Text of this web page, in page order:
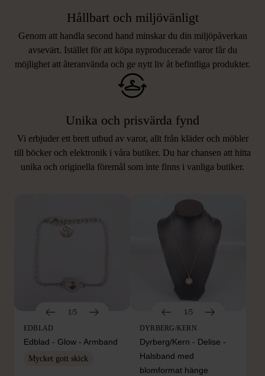
Hållbart och miljövänligt
Genom att handla second hand minskar du din miljöpåverkan
avsevärt. Istället för att köpa nyproducerade varor får du
möjlighet att återanvända och ge nytt liv åt befintliga produkter.
Unika och prisvärda fynd
Vi erbjuder ett brett utbud av varor, allt från kläder och möbler
till böcker och elektronik i våra butiker. Du har chansen att hitta
unika och originella föremål som inte finns i vanliga butiker.
LIKNANDE PRODUKTER
Hitta produkter som påminner om denna
1/5
EDBLAD
Edblad - Glow - Armband
Mycket gott skick
1/5
DYRBERG/KERN
Dyrberg/Kern - Delise -
Halsband med
blomformat hänge